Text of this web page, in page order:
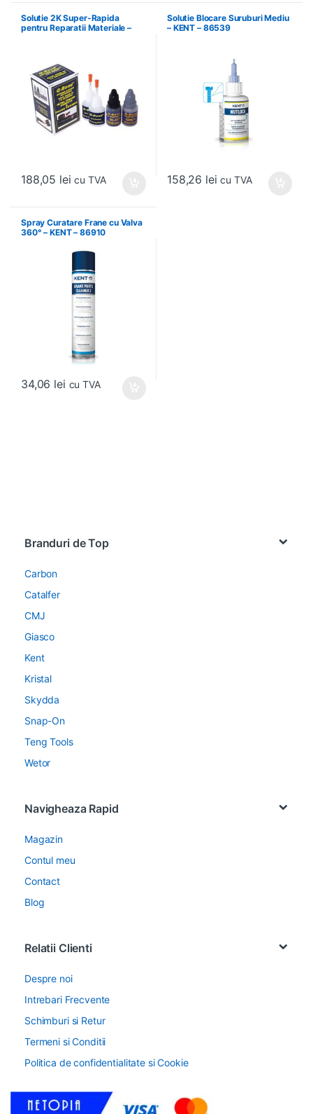
Solutie 2K Super-Rapida
pentru Reparatii Materiale –
188,05 lei cu TVA
Solutie Blocare Suruburi Mediu
– KENT – 86539
158,26 lei cu TVA
Spray Curatare Frane cu Valva
360° – KENT – 86910
34,06 lei cu TVA
Branduri de Top
Carbon
Catalfer
CMJ
Giasco
Kent
Kristal
Skydda
Snap-On
Teng Tools
Wetor
Navigheaza Rapid
Magazin
Contul meu
Contact
Blog
Relatii Clienti
Despre noi
Intrebari Frecvente
Schimburi si Retur
Termeni si Conditii
Politica de confidentialitate si Cookie